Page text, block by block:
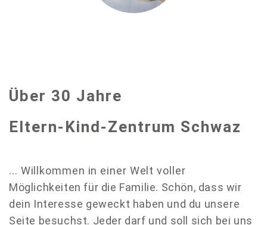
Über 30 Jahre
Eltern-Kind-Zentrum Schwaz
... Willkommen in einer Welt voller
Möglichkeiten für die Familie. Schön, dass wir
dein Interesse geweckt haben und du unsere
Seite besuchst. Jeder darf und soll sich bei uns